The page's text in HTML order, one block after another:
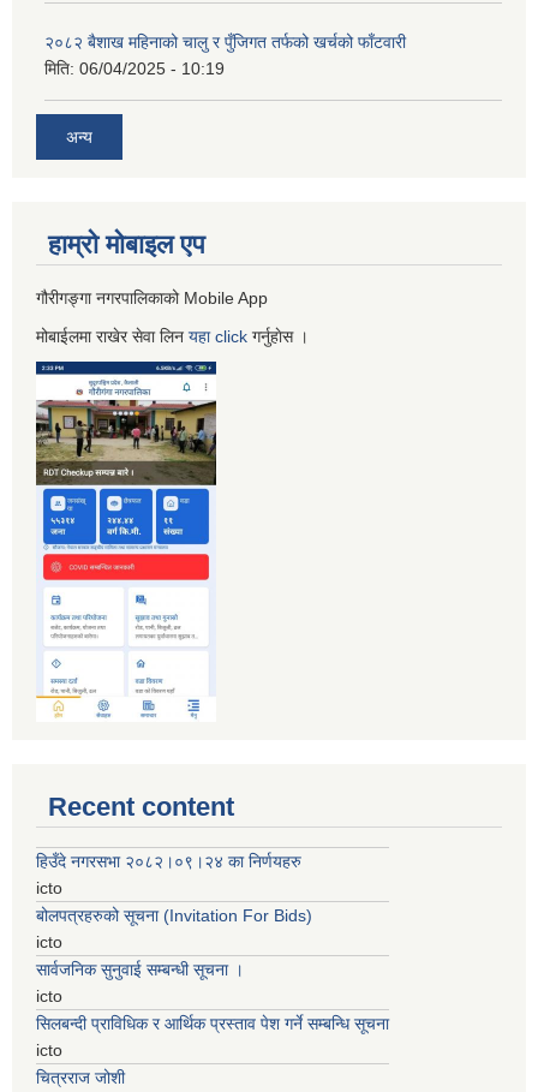
२०८२ बैशाख महिनाको चालु र पुँजिगत तर्फको खर्चको फाँटवारी
मिति: 06/04/2025 - 10:19
अन्य
हाम्रो माेबाइल एप
गौरीगङ्गा नगरपालिकाको Mobile App
मोबाईलमा राखेर सेवा लिन यहाclick गर्नुहाेस ।
Recent content
हिउँदे नगरसभा २०८२।०९।२४ का निर्णयहरु
icto
बोलपत्रहरुको सूचना (Invitation For Bids)
icto
सार्वजनिक सुनुवाई सम्बन्धी सूचना ।
icto
सिलबन्दी प्राविधिक र आर्थिक प्रस्ताव पेश गर्ने सम्बन्धि सूचना
icto
चित्रराज जोशी